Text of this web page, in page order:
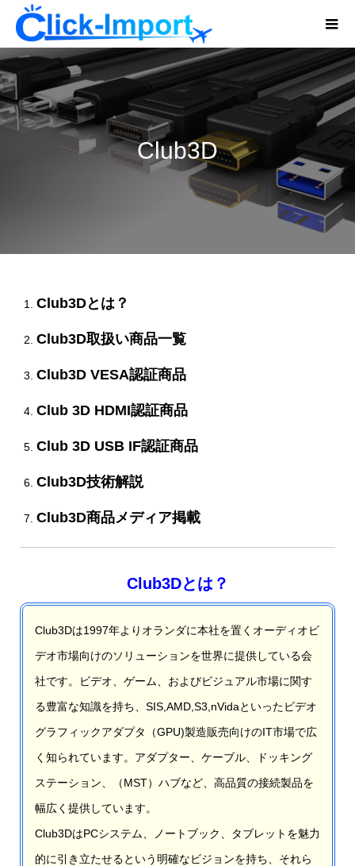
Club3D
Club3Dとは？
Club3D取扱い商品一覧
Club3D VESA認証商品
Club 3D HDMI認証商品
Club 3D USB IF認証商品
Club3D技術解説
Club3D商品メディア掲載
Club3Dとは？
Club3Dは1997年よりオランダに本社を置くオーディオビ
デオ市場向けのソリューションを世界に提供している会
社です。ビデオ、ゲーム、およびビジュアル市場に関す
る豊富な知識を持ち、SIS,AMD,S3,nVidaといったビデオ
グラフィックアダプタ（GPU)製造販売向けのIT市場で広
く知られています。アダプター、ケーブル、ドッキング
ステーション、（MST）ハブなど、高品質の接続製品を
幅広く提供しています。
Club3DはPCシステム、ノートブック、タブレットを魅力
的に引き立たせるという明確なビジョンを持ち、それら